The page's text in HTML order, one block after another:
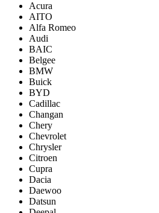
Acura
AITO
Alfa Romeo
Audi
BAIC
Belgee
BMW
Buick
BYD
Cadillac
Changan
Chery
Chevrolet
Chrysler
Citroen
Cupra
Dacia
Daewoo
Datsun